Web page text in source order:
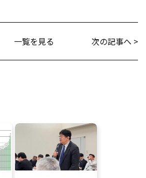
一覧を見る 次の記事へ >